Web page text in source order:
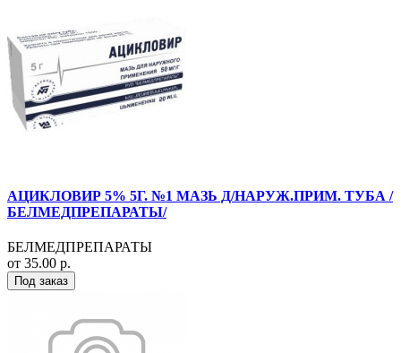
АЦИКЛОВИР 5% 5Г. №1 МАЗЬ Д/НАРУЖ.ПРИМ. ТУБА /
БЕЛМЕДПРЕПАРАТЫ/
БЕЛМЕДПРЕПАРАТЫ
от 35.00 р.
Под заказ